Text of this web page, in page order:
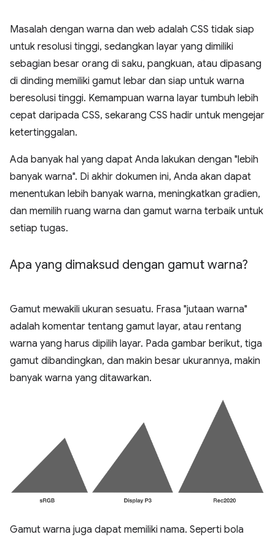
Masalah dengan warna dan web adalah CSS tidak siap
untuk resolusi tinggi, sedangkan layar yang dimiliki
sebagian besar orang di saku, pangkuan, atau dipasang
di dinding memiliki gamut lebar dan siap untuk warna
beresolusi tinggi. Kemampuan warna layar tumbuh lebih
cepat daripada CSS, sekarang CSS hadir untuk mengejar
ketertinggalan.
Ada banyak hal yang dapat Anda lakukan dengan "lebih
banyak warna". Di akhir dokumen ini, Anda akan dapat
menentukan lebih banyak warna, meningkatkan gradien,
dan memilih ruang warna dan gamut warna terbaik untuk
setiap tugas.
Apa yang dimaksud dengan gamut warna?
Gamut mewakili ukuran sesuatu. Frasa "jutaan warna"
adalah komentar tentang gamut layar, atau rentang
warna yang harus dipilih layar. Pada gambar berikut, tiga
gamut dibandingkan, dan makin besar ukurannya, makin
banyak warna yang ditawarkan.
Gamut warna juga dapat memiliki nama. Seperti bola